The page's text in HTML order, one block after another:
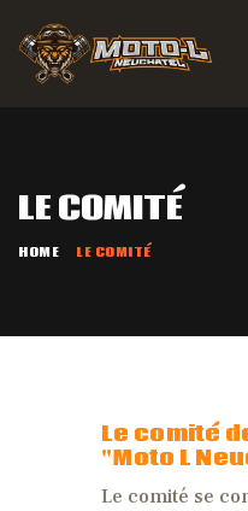
LE COMITÉ
HOME LE COMITÉ
ACCUEIL
QUI
ÉVÉNEMENTS
BLOG
Le comité
"Moto L
Le comité se